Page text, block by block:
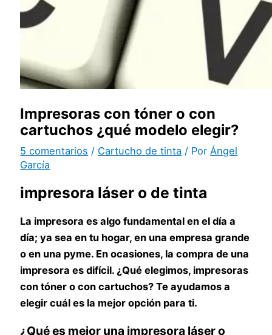
Impresoras con tóner o con
cartuchos ¿qué modelo elegir?
5 comentarios / Cartucho de tinta / PorÁngel
García
impresora láser o de tinta
La impresora es algo fundamental en el día a
día; ya sea en tu hogar, en una empresa grande
o en una pyme. En ocasiones, la compra de una
impresora es difícil. ¿Qué elegimos, impresoras
con tóner o con cartuchos? Te ayudamos a
elegir cuál es la mejor opción para ti.
¿Qué es mejor una impresora láser o